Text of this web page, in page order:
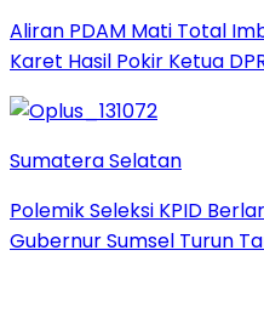
Aliran PDAM Mati Total
Karet Hasil Pokir Ketua
Sumatera Selatan
Polemik Seleksi KPID
Gubernur Sumsel Turun